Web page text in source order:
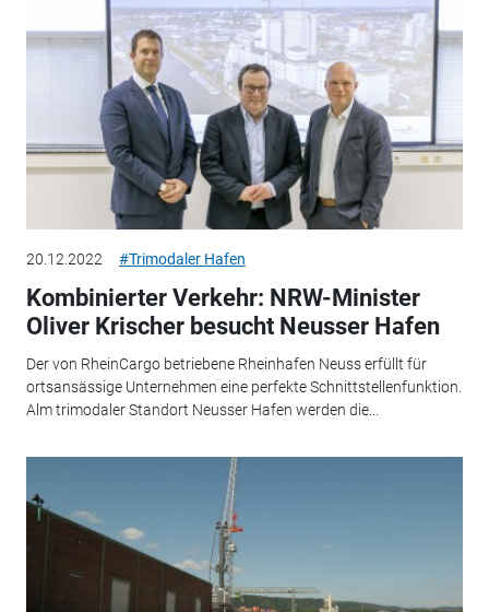
20.12.2022 #Trimodaler Hafen
Kombinierter Verkehr: NRW-Minister
Oliver Krischer besucht Neusser Hafen
Der von RheinCargo betriebene Rheinhafen Neuss erfüllt für
ortsansässige Unternehmen eine perfekte Schnittstellenfunktion.
Alm trimodaler Standort Neusser Hafen werden die...